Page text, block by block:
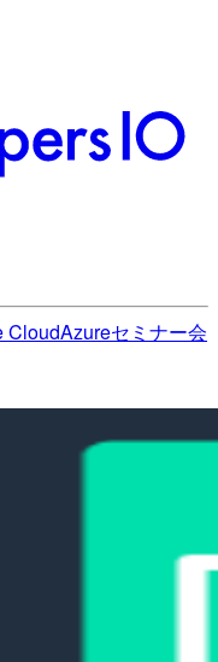
CloudAzureセミナー会